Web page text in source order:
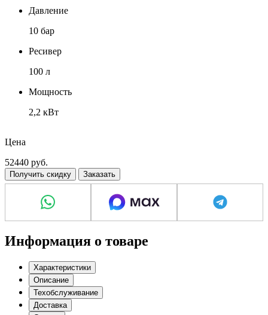
Давление
10 бар
Ресивер
100 л
Мощность
2,2 кВт
Цена
52440 руб.
Получить скидку Заказать
Информация о товаре
Характеристики
Описание
Техобслуживание
Доставка